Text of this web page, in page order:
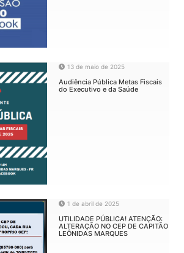
13 de maio de 2025
Audiência Pública Metas Fiscais
do Executivo e da Saúde
1 de abril de 2025
UTILIDADE PÚBLICA! ATENÇÃO:
ALTERAÇÃO NO CEP DE CAPITÃO
LEÔNIDAS MARQUES